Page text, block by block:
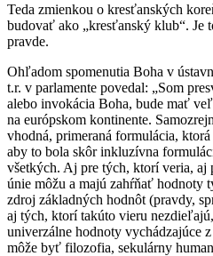
Teda zmienkou o kresťanských
budovať ako „kresťanský klub“. Je
pravde.
Ohľadom spomenutia Boha v
t.r. v parlamente povedal: „Som
alebo invokácia Boha, bude mať
na európskom kontinente.
vhodná, primeraná formulácia,
aby to bola skôr inkluzívna
všetkých. Aj pre tých, ktorí veria,
únie môžu a majú zahŕňať hodnoty
zdroj základných hodnôt (pravdy,
aj tých, ktorí takúto vieru
univerzálne hodnoty vychádzajúce
môže byť filozofia, sekulárny